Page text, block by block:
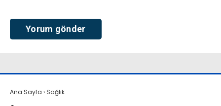
Ana Sayfa › Sağlık